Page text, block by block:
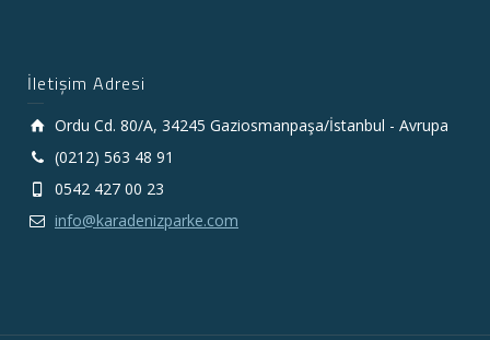
İletişim Adresi
Ordu Cd. 80/A, 34245 Gaziosmanpaşa/İstanbul - Avrupa
(0212) 563 48 91
0542 427 00 23
info@karadenizparke.com